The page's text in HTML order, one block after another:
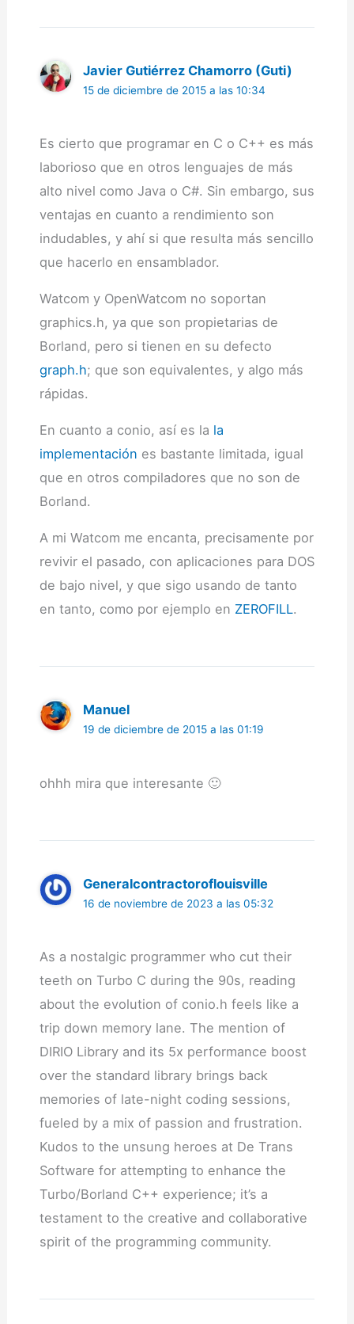
Javier Gutiérrez Chamorro (Guti)
15 de diciembre de 2015 a las 10:34
Es cierto que programar en C o C++ es más
laborioso que en otros lenguajes de más
alto nivel como Java o C#. Sin embargo, sus
ventajas en cuanto a rendimiento son
indudables, y ahí si que resulta más sencillo
que hacerlo en ensamblador.
Watcom y OpenWatcom no soportan
graphics.h, ya que son propietarias de
Borland, pero si tienen en su defecto
graph.h; que son equivalentes, y algo más
rápidas.
En cuanto a conio, así es la la
implementación es bastante limitada, igual
que en otros compiladores que no son de
Borland.
A mi Watcom me encanta, precisamente por
revivir el pasado, con aplicaciones para DOS
de bajo nivel, y que sigo usando de tanto
en tanto, como por ejemplo en ZEROFILL.
Manuel
19 de diciembre de 2015 a las 01:19
ohhh mira que interesante 🙂
Generalcontractoroflouisville
16 de noviembre de 2023 a las 05:32
As a nostalgic programmer who cut their
teeth on Turbo C during the 90s, reading
about the evolution of conio.h feels like a
trip down memory lane. The mention of
DIRIO Library and its 5x performance boost
over the standard library brings back
memories of late-night coding sessions,
fueled by a mix of passion and frustration.
Kudos to the unsung heroes at De Trans
Software for attempting to enhance the
Turbo/Borland C++ experience; it’s a
testament to the creative and collaborative
spirit of the programming community.